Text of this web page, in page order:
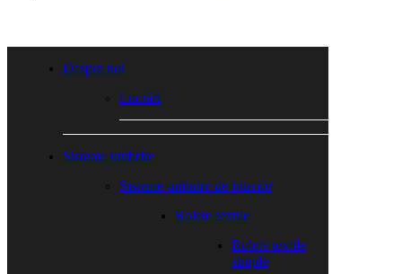
Despre noi
Lucrări
Sisteme umbrire
Sisteme umbrire de interior
Rolete textile
Rolete textile
simple